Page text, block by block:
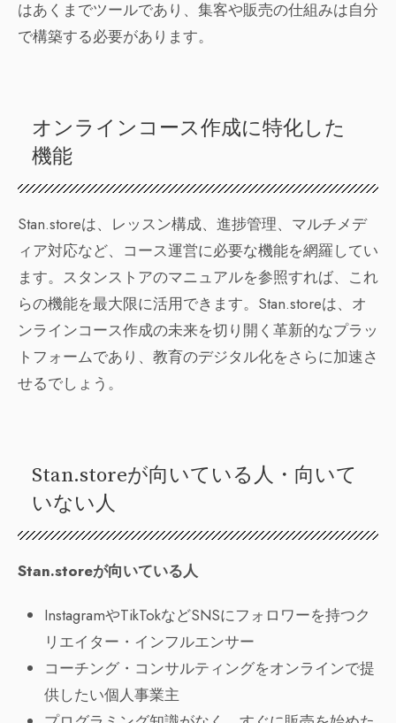
はあくまでツールであり、集客や販売の仕組みは自分
で構築する必要があります。
オンラインコース作成に特化した
機能
Stan.storeは、レッスン構成、進捗管理、マルチメデ
ィア対応など、コース運営に必要な機能を網羅してい
ます。スタンストアのマニュアルを参照すれば、これ
らの機能を最大限に活用できます。Stan.storeは、オ
ンラインコース作成の未来を切り開く革新的なプラッ
トフォームであり、教育のデジタル化をさらに加速さ
せるでしょう。
Stan.storeが向いている人・向いて
いない人
Stan.storeが向いている人
InstagramやTikTokなどSNSにフォロワーを持つク
リエイター・インフルエンサー
コーチング・コンサルティングをオンラインで提
供したい個人事業主